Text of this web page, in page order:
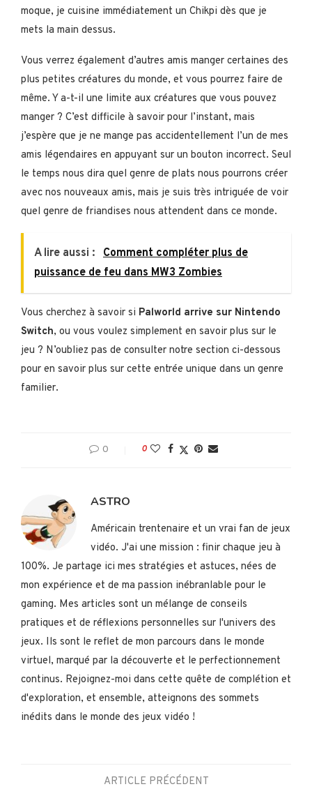
moque, je cuisine immédiatement un Chikpi dès que je
mets la main dessus.
Vous verrez également d’autres amis manger certaines des
plus petites créatures du monde, et vous pourrez faire de
même. Y a-t-il une limite aux créatures que vous pouvez
manger ? C’est difficile à savoir pour l’instant, mais
j’espère que je ne mange pas accidentellement l’un de mes
amis légendaires en appuyant sur un bouton incorrect. Seul
le temps nous dira quel genre de plats nous pourrons créer
avec nos nouveaux amis, mais je suis très intriguée de voir
quel genre de friandises nous attendent dans ce monde.
A lire aussi :
Comment compléter plus de
puissance de feu dans MW3 Zombies
Vous cherchez à savoir si Palworld arrive sur Nintendo
Switch, ou vous voulez simplement en savoir plus sur le
jeu ? N’oubliez pas de consulter notre section ci-dessous
pour en savoir plus sur cette entrée unique dans un genre
familier.
0 0
ASTRO
Américain trentenaire et un vrai fan de jeux
vidéo. J'ai une mission : finir chaque jeu à
100%. Je partage ici mes stratégies et astuces, nées de
mon expérience et de ma passion inébranlable pour le
gaming. Mes articles sont un mélange de conseils
pratiques et de réflexions personnelles sur l'univers des
jeux. Ils sont le reflet de mon parcours dans le monde
virtuel, marqué par la découverte et le perfectionnement
continus. Rejoignez-moi dans cette quête de complétion et
d'exploration, et ensemble, atteignons des sommets
inédits dans le monde des jeux vidéo !
ARTICLE PRÉCÉDENT